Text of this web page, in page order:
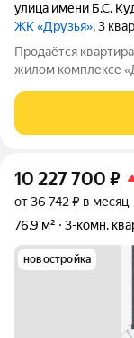
улица имени Б.С.
ЖК «Друзья», 3
Продаётся
жилом комплексе
Бесплатные
10 227 700 ₽
от 36 742 ₽ в месяц
76,9 м²
3-комн.
новостройка